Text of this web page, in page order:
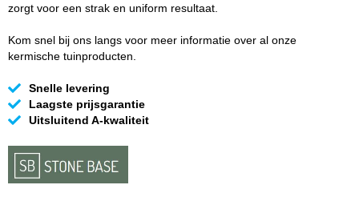
zorgt voor een strak en uniform resultaat.
Kom snel bij ons langs voor meer informatie over al onze
kermische tuinproducten.
Snelle levering
Laagste prijsgarantie
Uitsluitend A-kwaliteit